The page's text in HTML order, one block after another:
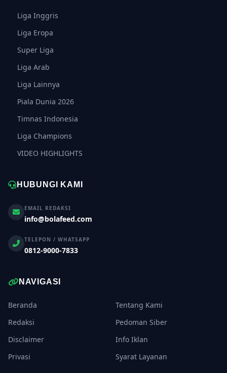
Liga Inggris
Liga Eropa
Super Liga
Liga Arab
Liga Lainnya
Piala Dunia 2026
Timnas Indonesia
Liga Champions
VIDEO HIGHLIGHTS
HUBUNGI KAMI
EMAIL REDAKSI
info@bolafeed.com
TELEPON / WHATSAPP
0812-9000-7833
NAVIGASI
Beranda
Tentang Kami
Redaksi
Pedoman Siber
Disclaimer
Info Iklan
Privasi
Syarat Layanan